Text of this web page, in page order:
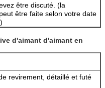
être discuté. (la
être faite selon votre date
d'aimant d'aimant en
revirement, détaillé et futé